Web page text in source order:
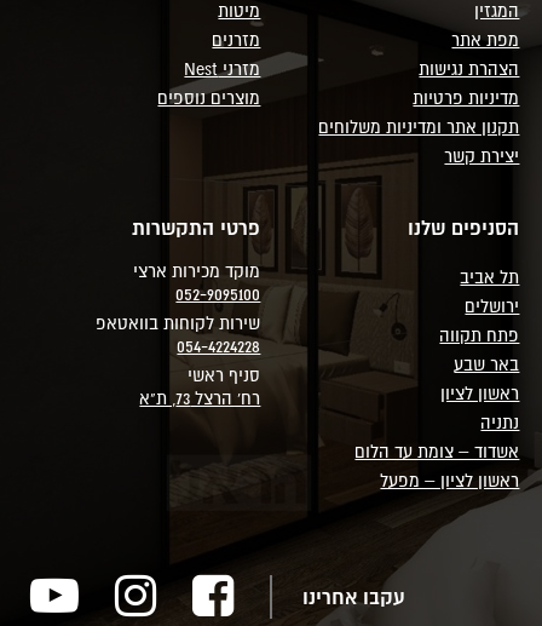
המגזין
מפת אתר
הצהרת נגישות
מדיניות פרטיות
תקנון אתר ומדיניות משלוחים
יצירת קשר
מיטות
מזרנים
מזרני Nest
מוצרים נוספים
הסניפים שלנו
תל אביב
ירושלים
פתח תקווה
באר שבע
ראשון לציון
נתניה
אשדוד – צומת עד הלום
ראשון לציון – מפעל
פרטי התקשרות
מוקד מכירות ארצי
052-9095100
שירות לקוחות בוואטאפ
054-4224228
סניף ראשי
רח' הרצל 73, ת"א
עקבו אחרינו